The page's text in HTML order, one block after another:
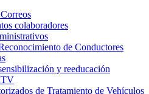
colaboradores
de Conductores
y reeducación
de Tratamiento de Vehículos